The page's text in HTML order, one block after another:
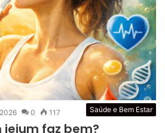
Saúde e Bem Estar
0 117
faz bem?